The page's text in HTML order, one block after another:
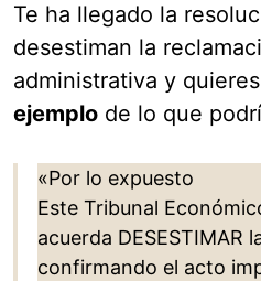
Te ha llegado la
desestiman la
administrativa y
ejemplo de lo que
«Por lo expuesto
Este Tribunal
acuerda DESESTIMAR
confirmando el acto